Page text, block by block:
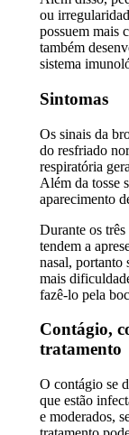
ou
possuem mais
também
sistema
Sintomas
Os sinais da
do resfriado
respiratória
Além da tosse
aparecimento
Durante os
tendem a
nasal, portanto
mais
fazê-lo pela
Contágio,
tratamento
O contágio se
que estão
e moderados,